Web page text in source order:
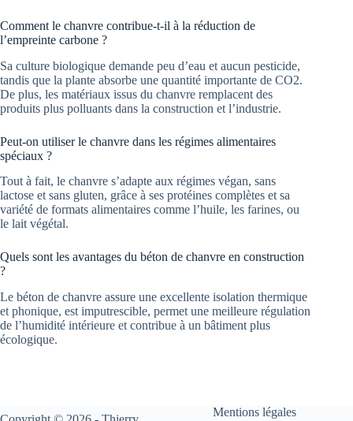
Comment le chanvre contribue-t-il à la réduction de
l’empreinte carbone ?
Sa culture biologique demande peu d’eau et aucun pesticide,
tandis que la plante absorbe une quantité importante de CO2.
De plus, les matériaux issus du chanvre remplacent des
produits plus polluants dans la construction et l’industrie.
Peut-on utiliser le chanvre dans les régimes alimentaires
spéciaux ?
Tout à fait, le chanvre s’adapte aux régimes végan, sans
lactose et sans gluten, grâce à ses protéines complètes et sa
variété de formats alimentaires comme l’huile, les farines, ou
le lait végétal.
Quels sont les avantages du béton de chanvre en construction
?
Le béton de chanvre assure une excellente isolation thermique
et phonique, est imputrescible, permet une meilleure régulation
de l’humidité intérieure et contribue à un bâtiment plus
écologique.
Mentions légales